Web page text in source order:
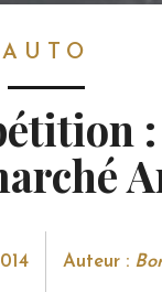
AUTO
Auteur :